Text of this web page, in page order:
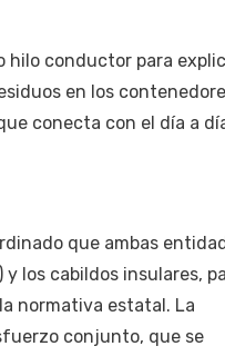
hilo conductor para
en los
conecta con el día a
que ambas
los cabildos insulares,
normativa estatal. La
conjunto, que se